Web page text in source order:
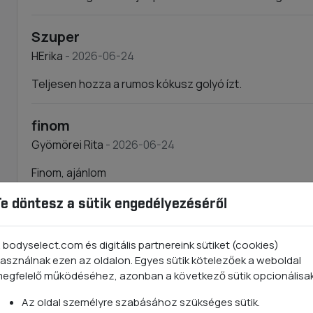
Szuper
HErika - 2026-06-24
Teljesen hozza a rumos kókusz golyó ízt.
finom
Gyömörei Rita - 2026-06-24
Finom, ajánlom
Nagyon finom
Legfinomabb
Tábori Tímea - 2026-06-13
döntesz a sütik engedélyezéséről
bodyselect.com és digitális partnereink sütiket (cookies)
ezen az oldalon. Egyes sütik kötelezőek a weboldal
működéséhez, azonban a következő sütik
Az oldal személyre szabásához szükséges sütik.